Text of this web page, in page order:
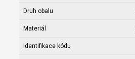
Druh obalu
Materiál
Identifikace kódu